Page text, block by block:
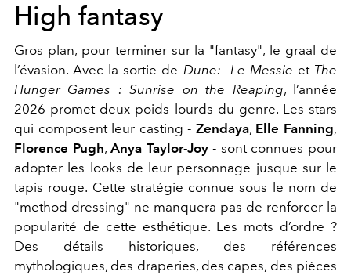
High fantasy
Gros plan, pour terminer sur la "fantasy", le graal de
l’évasion. Avec la sortie de Dune: Le Messie et The
Hunger Games : Sunrise on the Reaping, l’année
2026 promet deux poids lourds du genre. Les stars
qui composent leur casting -­ Zendaya, Elle Fanning,
Florence Pugh,Anya Taylor-Joy- sont connues pour
adopter les looks de leur personnage jusque sur le
tapis rouge. Cette stratégie connue sous le nom de
"method dressing" ne manquera pas de renforcer la
popularité de cette esthétique. Les mots d’ordre ?
Des détails historiques, des références
mythologiques, des draperies, des capes, des pièces